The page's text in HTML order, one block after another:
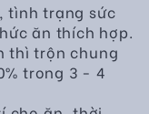
tình trạng sức
ăn thích hợp.
thì trộn chung
trong 3 - 4